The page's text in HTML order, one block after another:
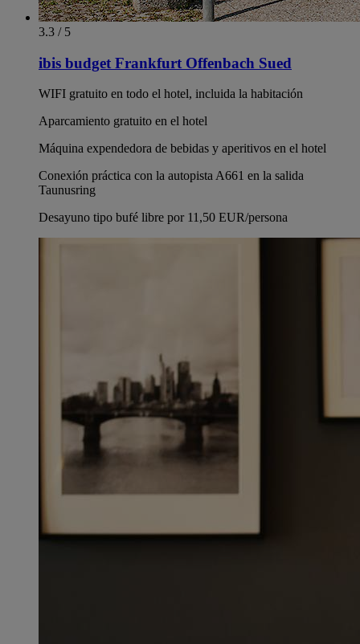
3.3 / 5
ibis budget Frankfurt Offenbach Sued
WIFI gratuito en todo el hotel, incluida la habitación
Aparcamiento gratuito en el hotel
Máquina expendedora de bebidas y aperitivos en el hotel
Conexión práctica con la autopista A661 en la salida
Taunusring
Desayuno tipo bufé libre por 11,50 EUR/persona